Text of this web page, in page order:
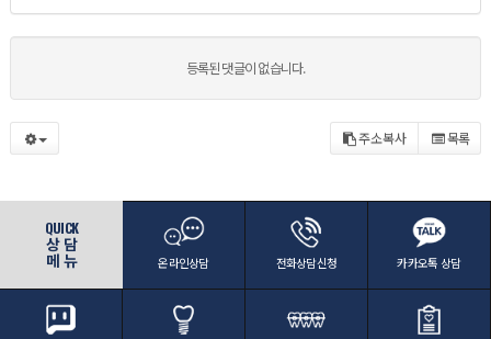
등록된 댓글이 없습니다.
주소복사 목록
QUICK
상 담
메 뉴 온라인상담 전화상담신청 카카오톡 상담